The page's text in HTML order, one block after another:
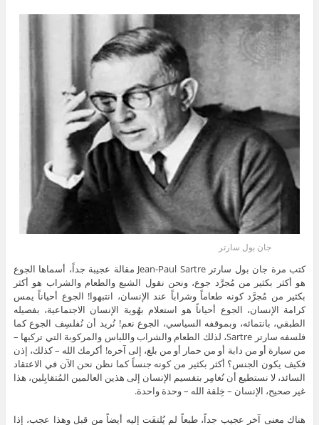
جان بول سارتر
كتب مرة جان بول سارتر Jean-Paul Sartre مقالة عجيبة جداً، أسماها الجوع
هو أكثر بكثير من مُجرَّد جوع، ونحن نقول الشبع والطعام والشراب هو أكثر
بكثير من مُجرَّد كونه طعاماً وشراباً عند الإنسان، انتبهوا! الجوع أحياناً يمس
كرامة الإنسان، الجوع أحياناً هو استعلام بهُوية الإنسان الاجتماعية، بفصيله
الطبقي، بانتمائه، وبموقفه السياسي، الجوع نعم! نُريد أن نُفلسِف الجوع كما
فلسفه سارتر Sartre، لذلك الطعام والشراب واللباس والمركوبة التي تركبها –
من سيارة أو من دابة أو من حمار أو من بلغ، إلى آخره! أكرمك الله – كذلك، إذن
فكيف يكون الجنس؟ أكثر بكثير من كونه جنساً كما نظن نحن الآن في الاعتقاد
السائد، لا نستطيع أن نُغامِر بتقسيم الإنسان إلى هذين العالمين المُتقابِلين، هذا
غير صحيح، الإنسان – خِلقة الله – وحدة واحدة.
هناك معنى آخر عجيب جداً، طبعاً لم يُلتفَت إليه أيضاً من قبل وهذا عجب، إذا